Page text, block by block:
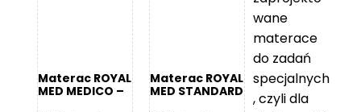
Materac ROYAL
MED MEDICO –
Materac ROYAL
MED STANDARD
wane
materace
do zadań
specjalnych
, czyli dla